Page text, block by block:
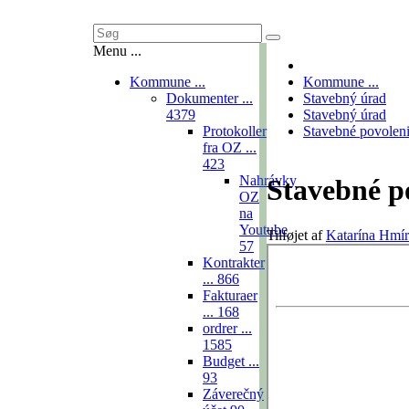
Menu ...
Kommune ...
Dokumenter ...
4379
Protokoller
fra OZ ...
423
Nahrávky
OZ
na
Youtube
57
Kontrakter
... 866
Fakturaer
... 168
ordrer ...
1585
Budget ...
93
Záverečný
Kommune ...
Stavebný úrad
Stavebný úrad
Stavebné
Stavebné
Tilføjet afKatarína